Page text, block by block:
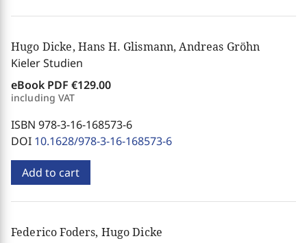
Hugo Dicke, Hans H. Glismann, Andreas Gröhn
Kieler Studien
eBook PDF €129.00
including VAT
ISBN 978-3-16-168573-6
DOI 10.1628/978-3-16-168573-6
Add to cart
Federico Foders, Hugo Dicke